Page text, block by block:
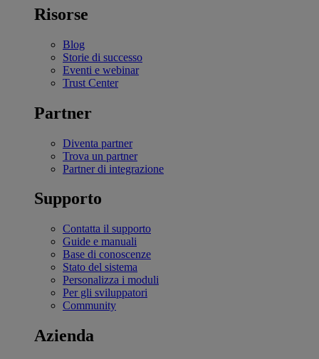
Risorse
Blog
Storie di successo
Eventi e webinar
Trust Center
Partner
Diventa partner
Trova un partner
Partner di integrazione
Supporto
Contatta il supporto
Guide e manuali
Base di conoscenze
Stato del sistema
Personalizza i moduli
Per gli sviluppatori
Community
Azienda